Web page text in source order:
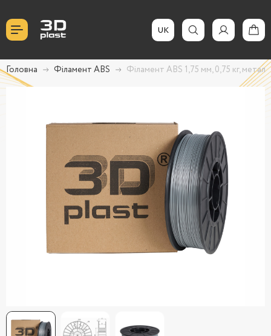
UK
Головна Філамент ABS Філамент ABS 1,75 мм, 0,75 кг, металік